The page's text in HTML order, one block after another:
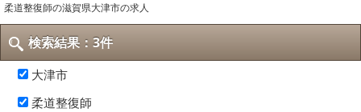
柔道整復師の滋賀県大津市の求人
検索結果：3件
大津市
柔道整復師